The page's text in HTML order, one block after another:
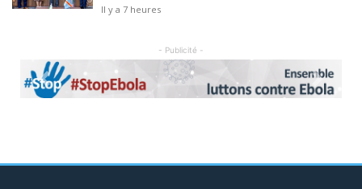
Il y a 7 heures
- Publicité -
Previous Next